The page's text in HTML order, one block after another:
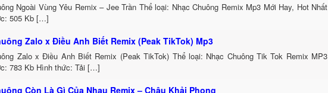
Ngoài Vùng Yêu Remix – Jee Trần Thể loại: Nhạc Chuông Remix Mp3 Mới Hay, Hot Nhất
505 Kb […]
Zalo x Điều Anh Biết Remix (Peak TikTok) Mp3
Zalo x Điều Anh Biết Remix (Peak TikTok) Thể loại: Nhạc Chuông Tik Tok Remix MP3
783 Kb Hình thức: Tải […]
Còn Là Gì Của Nhau Remix – Châu Khải Phong